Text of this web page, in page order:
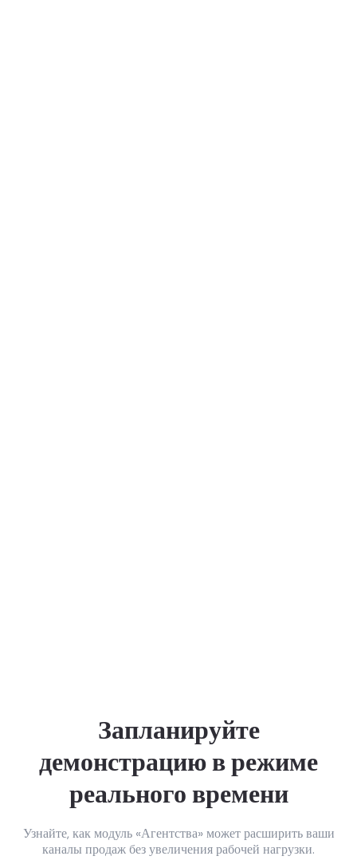
Запланируйте
демонстрацию в режиме
реального времени
Узнайте, как модуль «Агентства» может расширить ваши
каналы продаж без увеличения рабочей нагрузки.